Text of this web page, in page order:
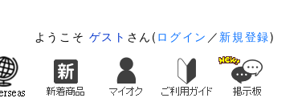
ようこそ ゲスト さん( ログイン ／ 新規登録)